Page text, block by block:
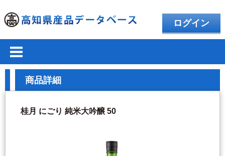
ログイン
商品詳細
桂月 にごり 純米大吟醸 50